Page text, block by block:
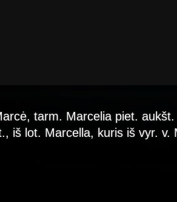
tarm. Marcelia piet.
iš lot. Marcella, kuris iš vyr. v.